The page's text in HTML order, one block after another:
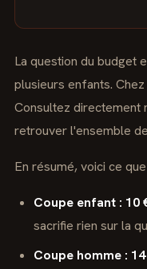
La question du budget
plusieurs enfants.
Consultez directement
retrouver l'ensemble
En résumé, voici ce
Coupe enfant : 10
sacrifie rien sur la
Coupe homme :